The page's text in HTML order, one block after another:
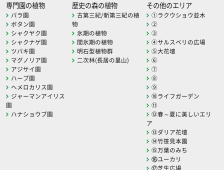
専門園の植物
バラ園
ボタン園
シャクヤク園
シャクナゲ園
ツバキ園
マグノリア園
アジサイ園
ハーブ園
ヘメロカリス園
ジャーマンアイリス
園
ハナショウブ園
歴史の森の植物
古第三紀/新第三紀の植
物
氷期の植物
間氷期の植物
明石型植物群
二次林(長居の里山)
その他のエリア
①ラクウショウ並木
②
③
④サルスベリの広場
⑤大花壇
⑥
⑦
⑧
⑨
⑩ライフガーデン
⑪
⑫春～夏に美しいエリ
ア
⑬ダリア花壇
⑭竹笹見本園
⑮万葉のみち
⑯ユーカリ
⑰芝生広場